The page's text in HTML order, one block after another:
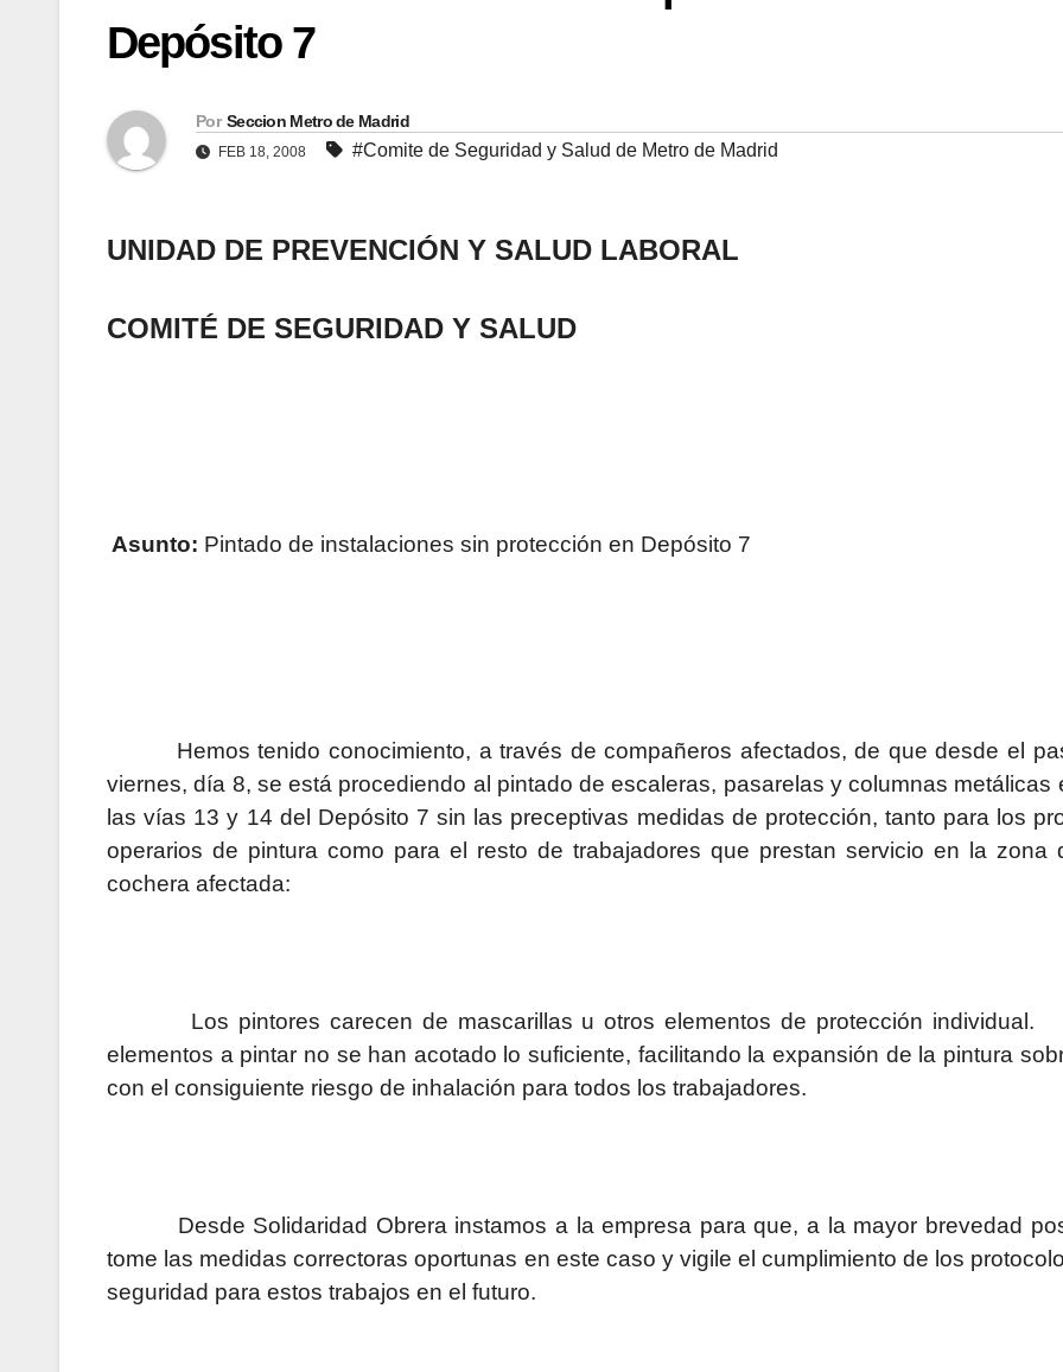
Depósito 7
Por Seccion Metro de Madrid
FEB 18, 2008 #Comite de Seguridad y Salud de Metro de Madrid
UNIDAD DE PREVENCIÓN Y SALUD LABORAL
COMITÉ DE SEGURIDAD Y SALUD
Asunto: Pintado de instalaciones sin protección en Depósito 7
Hemos tenido conocimiento, a través de compañeros afectados, de que desde el
viernes, día 8, se está procediendo al pintado de escaleras, pasarelas y columnas metálicas
las vías 13 y 14 del Depósito 7 sin las preceptivas medidas de protección, tanto para los
operarios de pintura como para el resto de trabajadores que prestan servicio en la zona
cochera afectada:
Los pintores carecen de mascarillas u otros elementos de protección individual.
elementos a pintar no se han acotado lo suficiente, facilitando la expansión de la pintura
con el consiguiente riesgo de inhalación para todos los trabajadores.
Desde Solidaridad Obrera instamos a la empresa para que, a la mayor brevedad
tome las medidas correctoras oportunas en este caso y vigile el cumplimiento de los
seguridad para estos trabajos en el futuro.